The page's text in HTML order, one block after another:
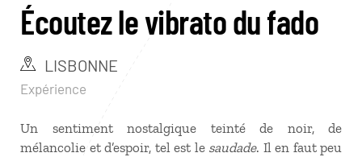
Écoutez le vibrato du fado
LISBONNE
Expérience
Un sentiment nostalgique teinté de noir, de
mélancolie et d’espoir, tel est le saudade. Il en faut peu